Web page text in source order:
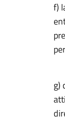
f)
g)